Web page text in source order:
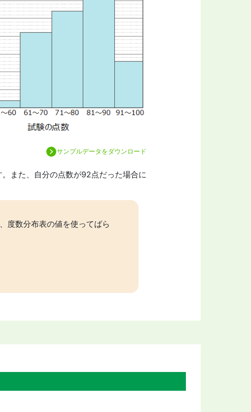
サンプルデータをダウンロード
また、自分の点数が92点だった場合に
度数分布表の値を使ってばら